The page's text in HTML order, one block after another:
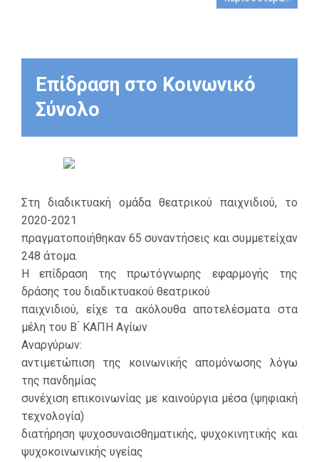
ψυχικής και
πνευματικής
ευημερίας των
δεξιοτήτων και
Επίδραση στο Κοινωνικό
Σύνολο
Στη διαδικτυακή ομάδα θεατρικού παιχνιδιού, το
2020-2021
πραγματοποιήθηκαν 65 συναντήσεις και συμμετείχαν
248 άτομα.
Η επίδραση της πρωτόγνωρης εφαρμογής της
δράσης του διαδικτυακού θεατρικού
παιχνιδιού, είχε τα ακόλουθα αποτελέσματα στα
μέλη του Β ́ ΚΑΠΗ Αγίων
Αναργύρων:
αντιμετώπιση της κοινωνικής απομόνωσης λόγω
της πανδημίας
συνέχιση επικοινωνίας με καινούργια μέσα (ψηφιακή
τεχνολογία)
διατήρηση ψυχοσυναισθηματικής, ψυχοκινητικής και
ψυχοκοινωνικής υγείας